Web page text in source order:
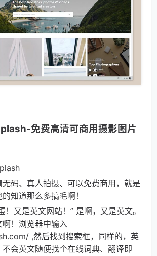
免费高清可商用摄影图片
无码、真人拍摄、可以免费商用，就是
知道那么多搞毛啊！
！又是英文网站！” 是啊，又是英文。
！浏览器中输入
,然后找到搜索框，同样的，英
会英文随便找个在线词典、翻译即